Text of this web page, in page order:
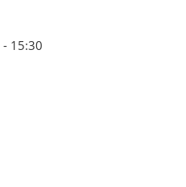
- 15:30